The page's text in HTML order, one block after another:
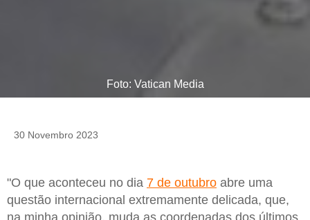
Foto: Vatican Media
30 Novembro 2023
"O que aconteceu no dia 7 de outubro abre uma
questão internacional extremamente delicada, que,
na minha opinião, muda as coordenadas dos últimos